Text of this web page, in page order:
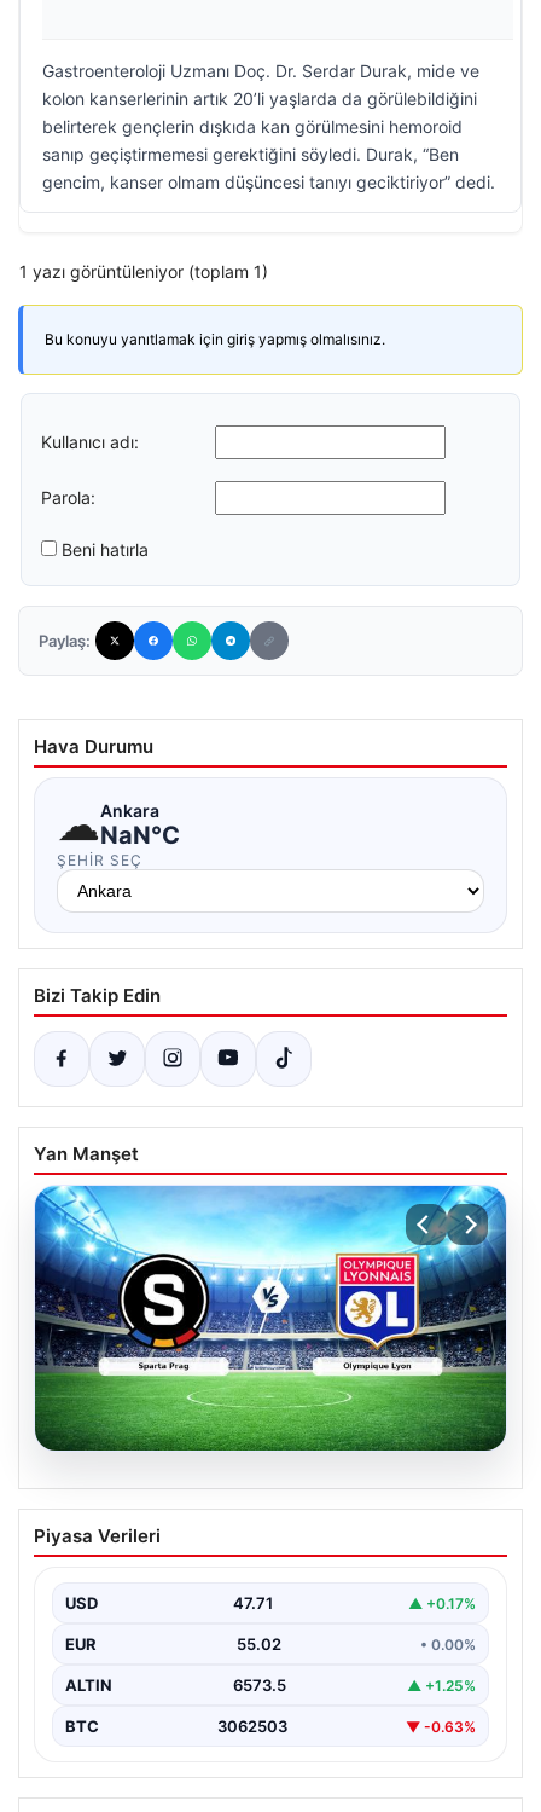
Gastroenteroloji Uzmanı Doç. Dr. Serdar Durak, mide ve
kolon kanserlerinin artık 20’li yaşlarda da görülebildiğini
belirterek gençlerin dışkıda kan görülmesini hemoroid
sanıp geçiştirmemesi gerektiğini söyledi. Durak, “Ben
gencim, kanser olmam düşüncesi tanıyı geciktiriyor” dedi.
1 yazı görüntüleniyor (toplam 1)
Bu konuyu yanıtlamak için giriş yapmış olmalısınız.
Kullanıcı adı:
Parola:
Beni hatırla
Paylaş:
Hava Durumu
☁Ankara
NaN°C
ŞEHIR SEÇ
Bizi Takip Edin
Yan Manşet
04.08.2026
CANLI | Sparta Prag – Olympique Lyon
Canlı Maç Anlatımı
Piyasa Verileri
USD 47.71 ▲ +0.17%
EUR 55.02 • 0.00%
ALTIN 6573.5 ▲ +1.25%
BTC 3062503 ▼ -0.63%